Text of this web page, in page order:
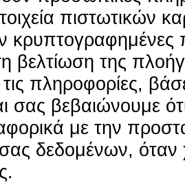
πιστωτικών
κρυπτογραφημένες
βελτίωση της
τις πληροφορίες,
σας βεβαιώνουμε ότι
με την
δεδομένων, όταν